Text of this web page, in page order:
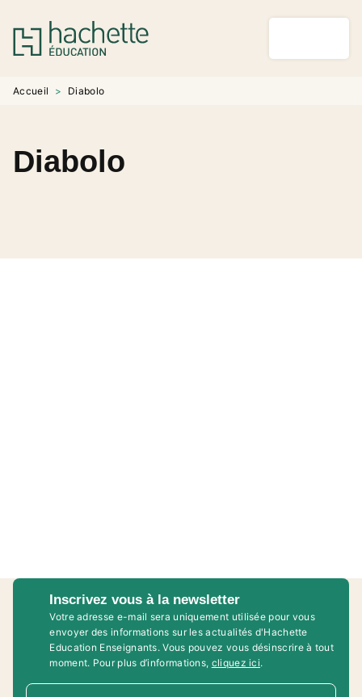
MENU RECHERCHE
PIED DE PAGE
Accueil > Diabolo
Diabolo
Inscrivez vous à la newsletter
Votre adresse e-mail sera uniquement utilisée pour vous
envoyer des informations sur les actualités d'Hachette
Education Enseignants. Vous pouvez vous désinscrire à tout
moment. Pour plus d’informations, cliquez ici.